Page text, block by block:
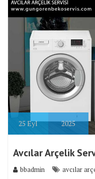
25 Eyl 2025
Avcılar Arçelik
bbadmin avcılar